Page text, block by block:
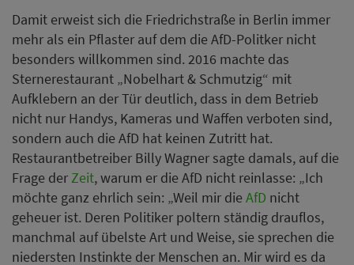
Damit erweist sich die Friedrichstraße in Berlin immer
mehr als ein Pflaster auf dem die AfD-Politker nicht
besonders willkommen sind. 2016 machte das
Sternerestaurant „Nobelhart & Schmutzig“ mit
Aufklebern an der Tür deutlich, dass in dem Betrieb
nicht nur Handys, Kameras und Waffen verboten sind,
sondern auch die AfD hat keinen Zutritt hat.
Restaurantbetreiber Billy Wagner sagte damals, auf die
Frage der Zeit, warum er die AfD nicht reinlasse: „Ich
möchte ganz ehrlich sein: „Weil mir die AfD nicht
geheuer ist. Deren Politiker poltern ständig drauflos,
manchmal auf übelste Art und Weise, sie sprechen die
niedersten Instinkte der Menschen an. Mir wird es da